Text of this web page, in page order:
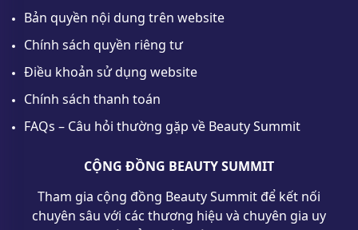
Bản quyền nội dung trên website
Chính sách quyền riêng tư
Điều khoản sử dụng website
Chính sách thanh toán
FAQs – Câu hỏi thường gặp về Beauty Summit
CỘNG ĐỒNG BEAUTY SUMMIT
Tham gia cộng đồng Beauty Summit để kết nối
chuyên sâu với các thương hiệu và chuyên gia uy